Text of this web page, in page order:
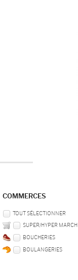
COMMERCES
TOUT SÉLECTIONNER
SUPER/HYPER
BOUCHERIES
BOULANGERIES